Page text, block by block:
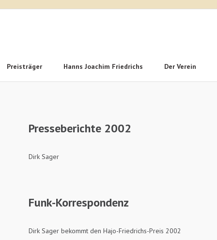
Preisträger Hanns Joachim Friedrichs Der Verein
Presseberichte 2002
Dirk Sager
Funk-Korrespondenz
Dirk Sager bekommt den Hajo-Friedrichs-Preis 2002